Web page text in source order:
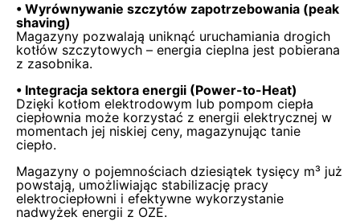
• Wyrównywanie szczytów zapotrzebowania (peak
shaving)
Magazyny pozwalają uniknąć uruchamiania drogich
kotłów szczytowych – energia cieplna jest pobierana
z zasobnika.
• Integracja sektora energii (Power-to-Heat)
Dzięki kotłom elektrodowym lub pompom ciepła
ciepłownia może korzystać z energii elektrycznej w
momentach jej niskiej ceny, magazynując tanie
ciepło.
Magazyny o pojemnościach dziesiątek tysięcy m³ już
powstają, umożliwiając stabilizację pracy
elektrociepłowni i efektywne wykorzystanie
nadwyżek energii z OZE.